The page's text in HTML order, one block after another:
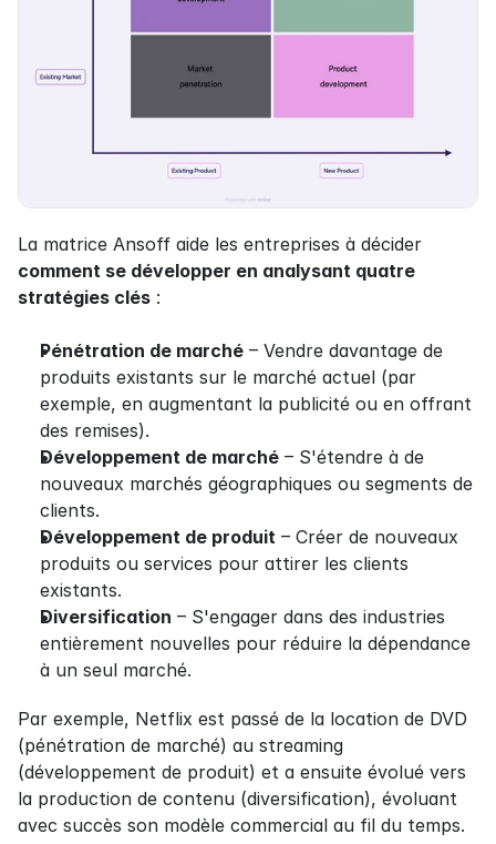
comment se développer en analysant quatre
stratégies clés :
Pénétration de marché – Vendre davantage de
produits existants sur le marché actuel (par
exemple, en augmentant la publicité ou en offrant
des remises).
Développement de marché – S'étendre à de
nouveaux marchés géographiques ou segments de
clients.
Développement de produit – Créer de nouveaux
produits ou services pour attirer les clients
existants.
Diversification – S'engager dans des industries
entièrement nouvelles pour réduire la dépendance
à un seul marché.
Par exemple, Netflix est passé de la location de DVD
(pénétration de marché) au streaming
(développement de produit) et a ensuite évolué vers
la production de contenu (diversification), évoluant
avec succès son modèle commercial au fil du temps.